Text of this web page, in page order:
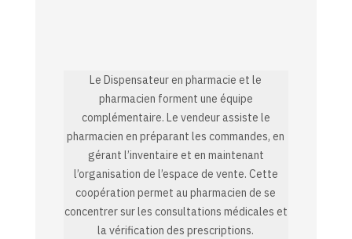
Le Dispensateur en pharmacie et le
pharmacien forment une équipe
complémentaire. Le vendeur assiste le
pharmacien en préparant les commandes, en
gérant l’inventaire et en maintenant
l’organisation de l’espace de vente. Cette
coopération permet au pharmacien de se
concentrer sur les consultations médicales et
la vérification des prescriptions.